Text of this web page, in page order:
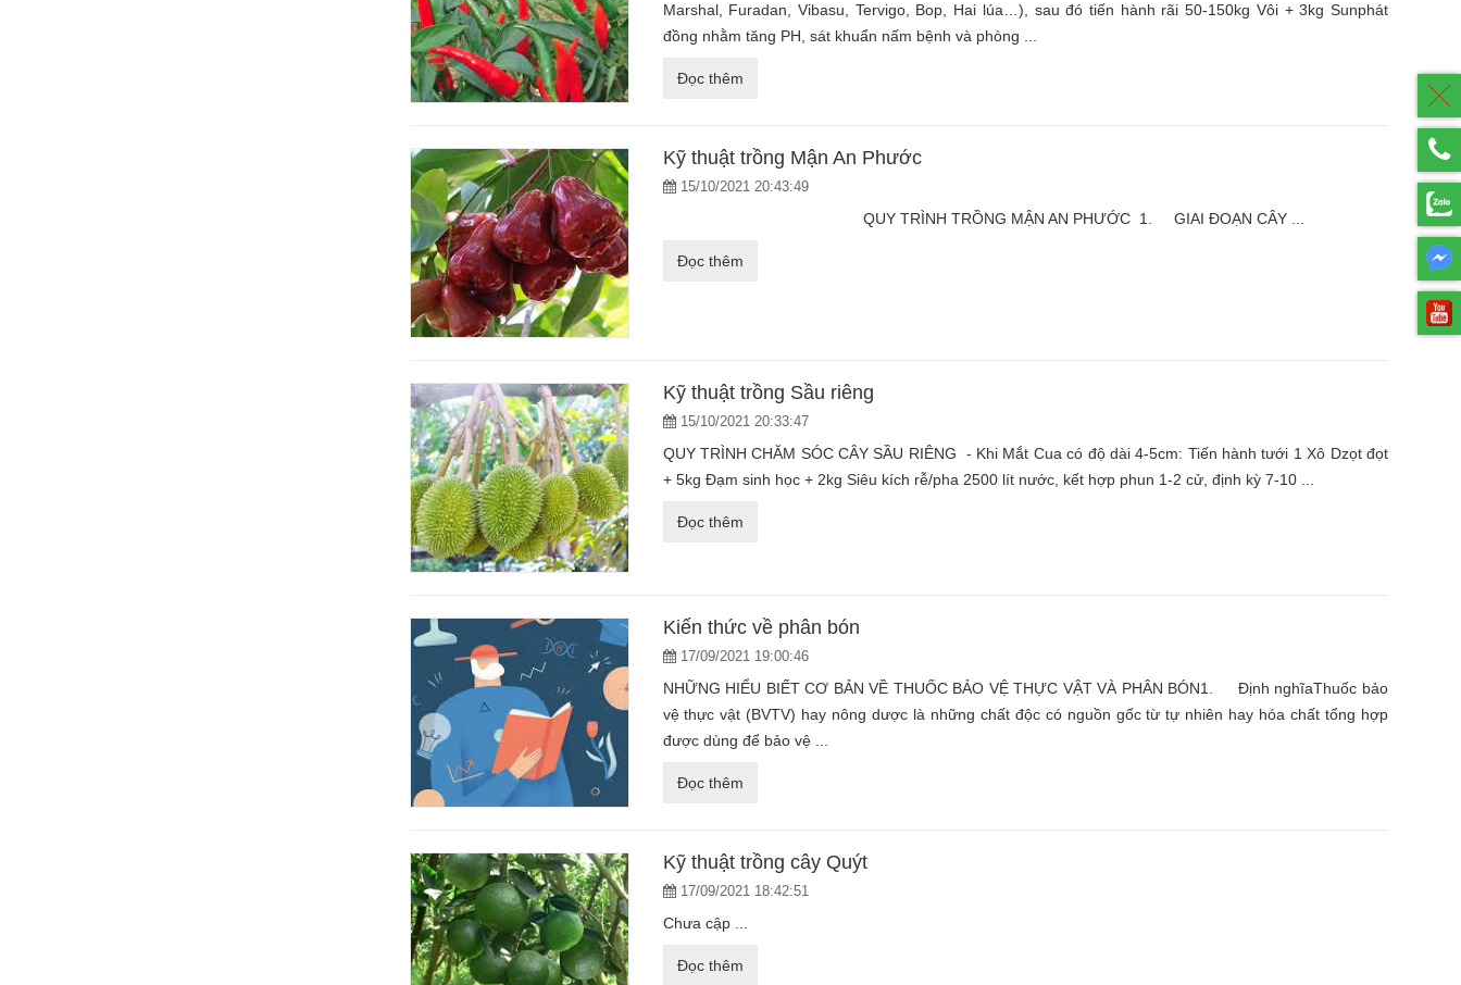
Marshal, Furadan, Vibasu, Tervigo, Bop, Hai lúa…), sau đó tiến hành rãi 50-150kg Vôi + 3kg Sunphát
đồng nhằm tăng PH, sát khuẩn nấm bệnh và phòng ...
Đọc thêm
Kỹ thuật trồng Mận An Phước
15/10/2021 20:43:49
QUY TRÌNH TRỒNG MẬN AN PHƯỚC 1. GIAI ĐOẠN CÂY ...
Đọc thêm
Kỹ thuật trồng Sầu riêng
15/10/2021 20:33:47
QUY TRÌNH CHĂM SÓC CÂY SẦU RIÊNG - Khi Mắt Cua có độ dài 4-5cm: Tiến hành tưới 1 Xô Dzọt đọt
+ 5kg Đạm sinh học + 2kg Siêu kích rễ/pha 2500 lít nước, kết hợp phun 1-2 cử, định kỳ 7-10 ...
Đọc thêm
Kiến thức về phân bón
17/09/2021 19:00:46
NHỮNG HIỂU BIẾT CƠ BẢN VỀ THUỐC BẢO VỆ THỰC VẬT VÀ PHÂN BÓN1. Định nghĩaThuốc bảo
vệ thực vật (BVTV) hay nông dược là những chất độc có nguồn gốc từ tự nhiên hay hóa chất tổng hợp
được dùng để bảo vệ ...
Đọc thêm
Kỹ thuật trồng cây Quýt
17/09/2021 18:42:51
Chưa cập ...
Đọc thêm